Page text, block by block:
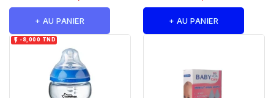
+ AU PANIER + AU PANIER
 -8,000 TND